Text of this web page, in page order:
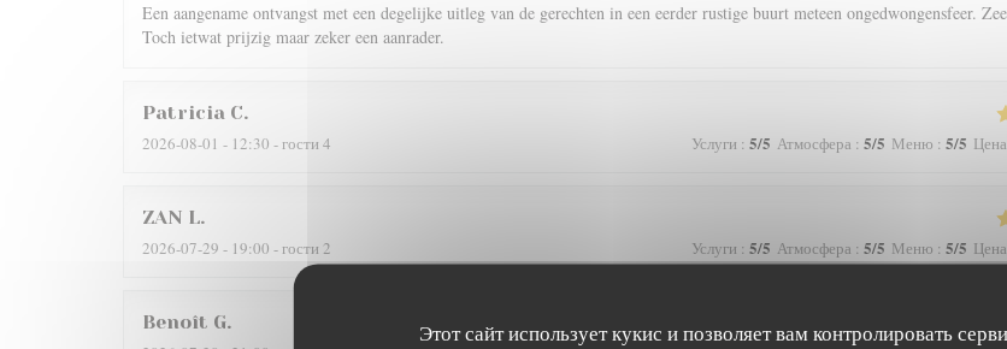
Этот сайт использует кукис и позволяет вам контролировать
Een aangename ontvangst met een degelijke uitleg van de gerechten in een eerder rustige buurt meteen ongedwongensfeer.
Toch ietwat prijzig maar zeker een aanrader.
Patricia C
2026-08-01 - 12:30 - гости 4 Услуги : 5/5 Атмосфера : 5/5 Меню : 5/5
ZAN L
2026-07-29 - 19:00 - гости 2 Услуги : 5/5 Атмосфера : 5/5 Меню : 5/5
Benoît G